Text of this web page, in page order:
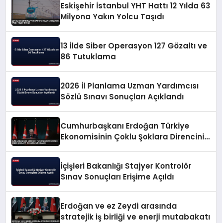
Eskişehir İstanbul YHT Hattı 12 Yılda 63
Milyona Yakın Yolcu Taşıdı
13 İlde Siber Operasyon 127 Gözaltı ve
86 Tutuklama
2026 İl Planlama Uzman Yardımcısı
Sözlü Sınavı Sonuçları Açıklandı
Cumhurbaşkanı Erdoğan Türkiye
Ekonomisinin Çoklu Şoklara Direncini
İçişleri Bakanlığı Stajyer Kontrolör
Sınav Sonuçları Erişime Açıldı
Erdoğan ve ez Zeydi arasında
stratejik iş birliği ve enerji mutabakatı